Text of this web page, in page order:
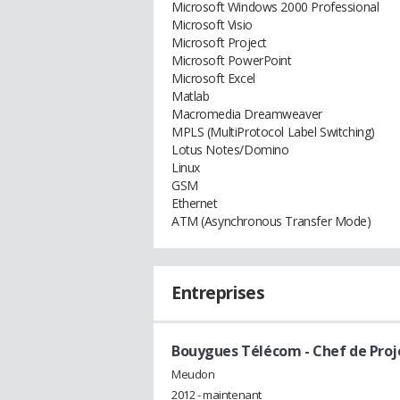
Microsoft Windows 2000 Professional
Microsoft Visio
Microsoft Project
Microsoft PowerPoint
Microsoft Excel
Matlab
Macromedia Dreamweaver
MPLS (MultiProtocol Label Switching)
Lotus Notes/Domino
Linux
GSM
Ethernet
ATM (Asynchronous Transfer Mode)
Entreprises
Bouygues Télécom - Chef de
Meudon
2012 - maintenant